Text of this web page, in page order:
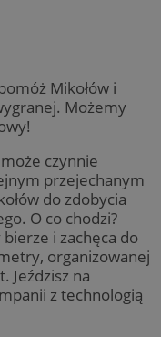
Mikołów i
Możemy
czynnie
przejechanym
do zdobycia
O co chodzi?
i zachęca do
organizowanej
Jeździsz na
z technologią